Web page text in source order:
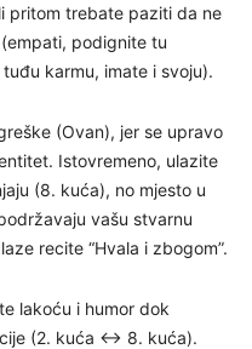
pritom trebate paziti da ne
podignite tu
karmu, imate i svoju).
(Ovan), jer se upravo
Istovremeno, ulazite
(8. kuća), no mjesto u
vašu stvarnu
recite “Hvala i zbogom”.
lakoću i humor dok
(2. kuća ↔ 8. kuća).